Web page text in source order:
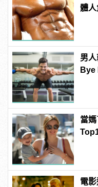
體
男
Bye
當
電